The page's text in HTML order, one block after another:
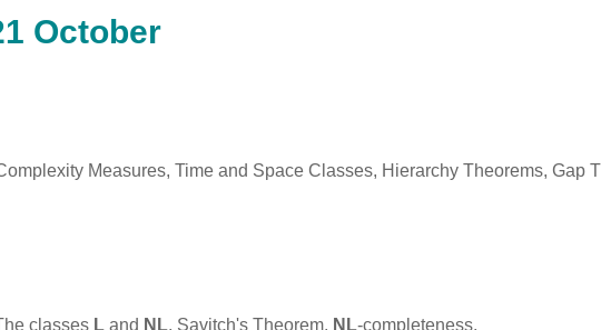
October
Measures, Time and Space Classes, Hierarchy Theorems, Gap
classes L and NL, Savitch's Theorem, NL-completeness.